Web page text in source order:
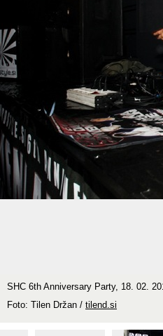
SHC 6th Anniversary Party, 18. 02.
Foto: Tilen Držan / tilend.si